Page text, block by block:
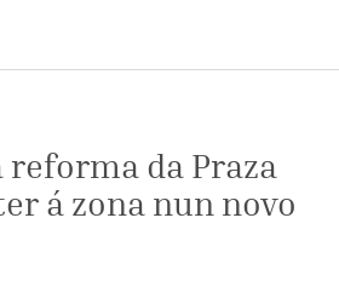
da Praza
á zona nun novo